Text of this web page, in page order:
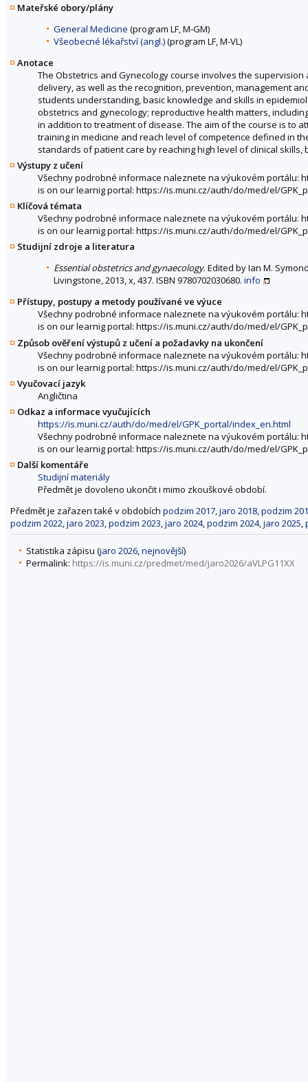
Mateřské obory/plány
General Medicine (program LF, M-GM)
Všeobecné lékařství (angl.)(program LF, M-VL)
Anotace
The Obstetrics and Gynecology course involves the
delivery, as well as the recognition, prevention, management
students understanding, basic knowledge and skills in
obstetrics and gynecology; reproductive health matters,
in addition to treatment of disease. The aim of the course is to
training in medicine and reach level of competence defined in
standards of patient care by reaching high level of clinical
Výstupy z učení
Všechny podrobné informace naleznete na výukovém
is on our learnig portal: https://is.muni.cz/auth/do/med/el/
Klíčová témata
Všechny podrobné informace naleznete na výukovém
is on our learnig portal: https://is.muni.cz/auth/do/med/el/
Studijní zdroje a literatura
Essential obstetrics and gynaecology. Edited by Ian M.
Livingstone, 2013, x, 437. ISBN 9780702030680. info
Přístupy, postupy a metody používané ve výuce
Všechny podrobné informace naleznete na výukovém
is on our learnig portal: https://is.muni.cz/auth/do/med/el/
Způsob ověření výstupů z učení a požadavky na ukončení
Všechny podrobné informace naleznete na výukovém
is on our learnig portal: https://is.muni.cz/auth/do/med/el/
Vyučovací jazyk
Angličtina
Odkaz a informace vyučujících
https://is.muni.cz/auth/do/med/el/GPK_portal/index_en.html
Všechny podrobné informace naleznete na výukovém
is on our learnig portal: https://is.muni.cz/auth/do/med/el/
Další komentáře
Studijní materiály
Předmět je dovoleno ukončit i mimo zkouškové období.
Předmět je zařazen také v obdobích podzim 2017,jaro 2018,podzim
podzim 2022,jaro 2023,podzim 2023,jaro 2024,podzim 2024,jaro 2025,
Statistika zápisu (jaro 2026,nejnovější)
Permalink: https://is.muni.cz/predmet/med/jaro2026/aVLPG11XX